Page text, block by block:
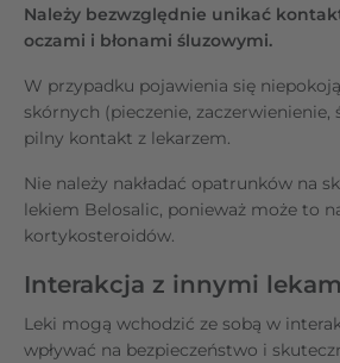
Należy bezwzględnie unikać
oczami i błonami śluzowymi.
W przypadku pojawienia się
skórnych (pieczenie, zaczerwienienie,
pilny kontakt z lekarzem.
Nie należy nakładać opatrunków na
lekiem Belosalic, ponieważ może to
kortykosteroidów.
Interakcja z innymi
Leki mogą wchodzić ze sobą w
wpływać na bezpieczeństwo i